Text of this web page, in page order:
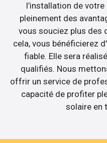
l’installation de
pleinement des
vous souciez plus des
cela, vous bénéficierez
fiable. Elle sera
qualifiés. Nous
offrir un service de
capacité de profiter
solaire en